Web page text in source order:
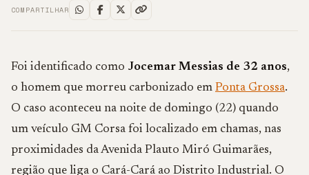
COMPARTILHAR
Foi identificado como Jocemar Messias de 32 anos,
o homem que morreu carbonizado em Ponta Grossa.
O caso aconteceu na noite de domingo (22) quando
um veículo GM Corsa foi localizado em chamas, nas
proximidades da Avenida Plauto Miró Guimarães,
região que liga o Cará-Cará ao Distrito Industrial. O